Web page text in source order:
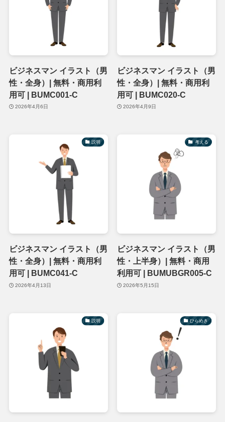
ビジネスマン イラスト（男
性・全身）| 無料・商用利
用可 | BUMC001-C
2026年4月6日
ビジネスマン イラスト（男
性・全身）| 無料・商用利
用可 | BUMC020-C
2026年4月9日
説明
ビジネスマン イラスト（男
性・全身）| 無料・商用利
用可 | BUMC041-C
2026年4月13日
考える
ビジネスマン イラスト（男
性・上半身）| 無料・商用
利用可 | BUMUBGR005-C
2026年5月15日
説明 ひらめき